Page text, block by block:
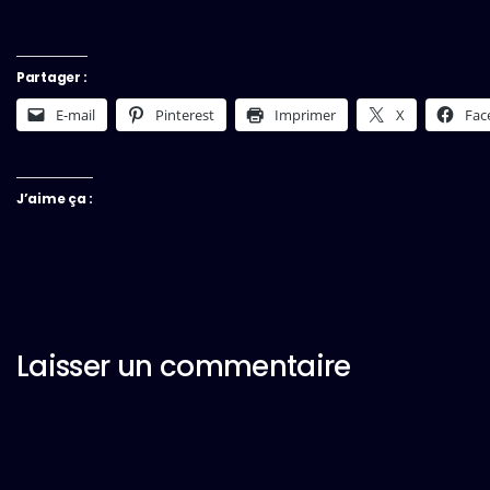
Partager :
E-mail Pinterest Imprimer X
J’aime ça :
Laisser un commentaire